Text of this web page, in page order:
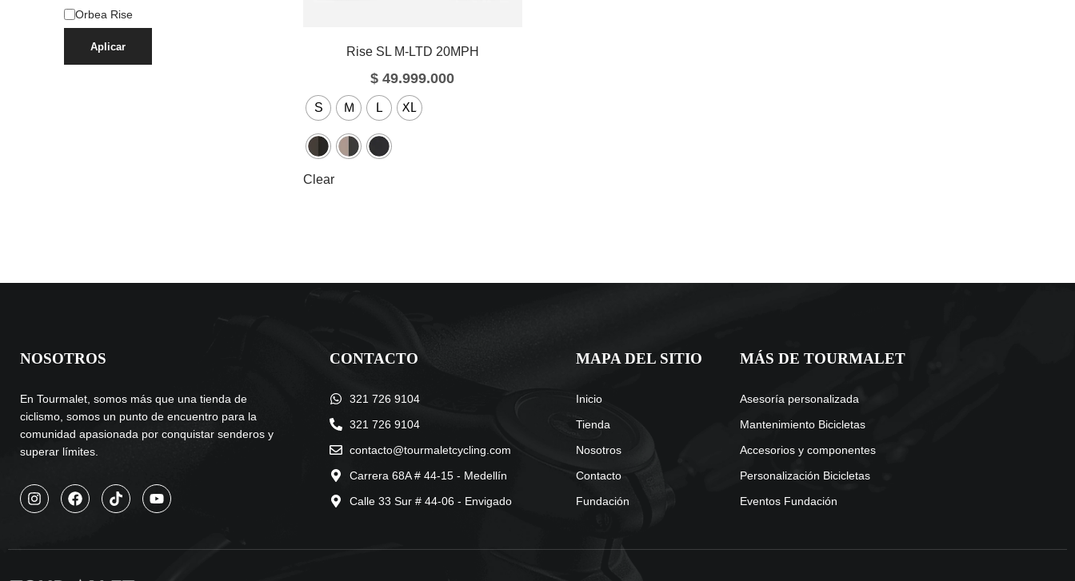
Orbea Rise
Aplicar Rise SL M-LTD 20MPH
$ 49.999.000
S M L XL
Clear
NOSOTROS
En Tourmalet, somos más que una tienda de
ciclismo, somos un punto de encuentro para la
comunidad apasionada por conquistar senderos y
superar límites.
CONTACTO
321 726 9104
321 726 9104
contacto@tourmaletcycling.com
Carrera 68A # 44-15 - Medellín
Calle 33 Sur # 44-06 - Envigado
MAPA DEL SITIO
Inicio
Tienda
Nosotros
Contacto
Fundación
MÁS DE TOURMALET
Asesoría personalizada
Mantenimiento Bicicletas
Accesorios y componentes
Personalización Bicicletas
Eventos Fundación